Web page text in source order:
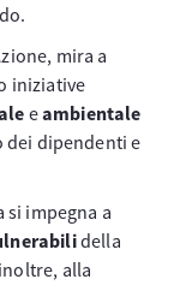
mira a
iniziative
eambientale
dipendenti e
si impegna a
della
alla